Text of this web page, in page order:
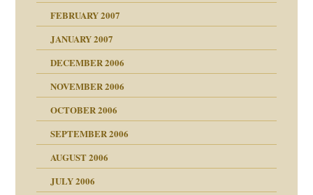
voller Absicht!"
FEBRUARY 2007
JANUARY 2007
DECEMBER 2006
NOVEMBER 2006
OCTOBER 2006
SEPTEMBER 2006
AUGUST 2006
JULY 2006